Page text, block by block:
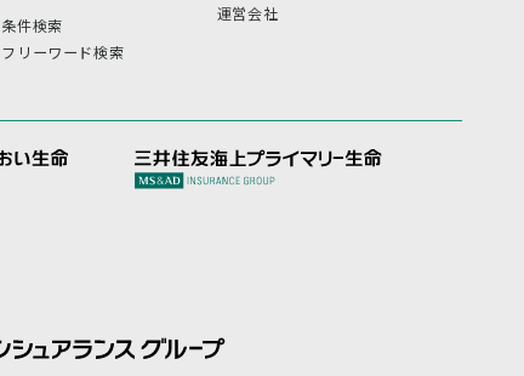
条件検索
フリーワード検索
運営会社